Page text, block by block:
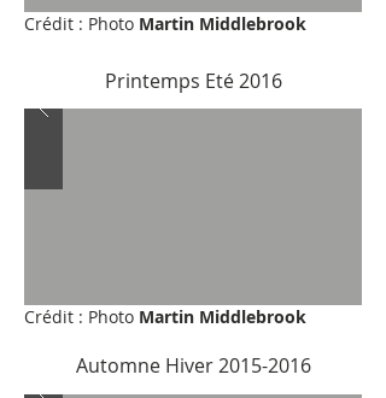
Crédit : Photo Martin Middlebrook
Printemps Eté 2016
Crédit : Photo Martin Middlebrook
Automne Hiver2015-2016